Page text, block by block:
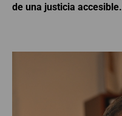
de una justicia accesible.